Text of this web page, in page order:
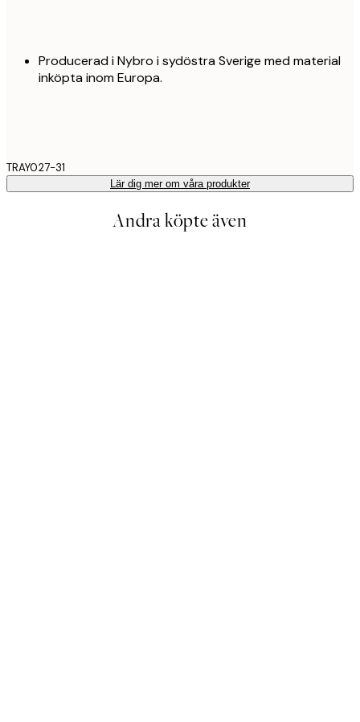
Producerad i Nybro i sydöstra Sverige med material
inköpta inom Europa.
TRAY027-31
Lär dig mer om våra produkter
Andra köpte även